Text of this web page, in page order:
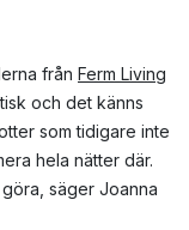
från Ferm Living
och det känns
som tidigare inte
hela nätter där.
säger Joanna